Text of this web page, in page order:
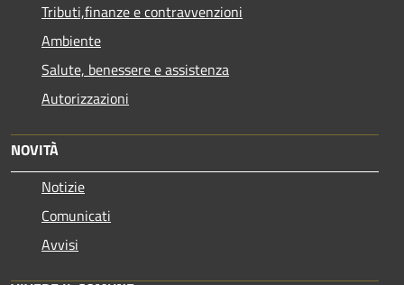
Tributi,finanze e contravvenzioni
Ambiente
Salute, benessere e assistenza
Autorizzazioni
NOVITÀ
Notizie
Comunicati
Avvisi